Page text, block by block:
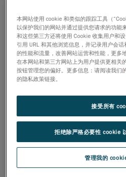
您可以选择完整的交钥匙
定制与自动化模块兼容的
安全围栏和转台的 CAD 文
然后定义 C-Track 位置、
数。
高度灵活的软件平台，可配
完整的项目验证（机器人
本网站使用 cookie 和类似的跟踪工具（
以保护我们的网站并通过提供您请求的功能
和这些第三方还将使用 Cookie 收集用户和
引用 URL 和其他浏览信息，并记录用户会
的性能和流量，改善网站运营和性能，更多
在本网站和第三方网站上为用户提供更相关
按钮管理您的偏好。更多信息：请阅读我们
的隐私政策链接。
管理我的
拒绝除严格必要性 cookie
接受所有